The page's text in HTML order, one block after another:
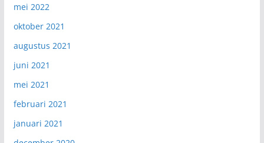
mei 2022
oktober 2021
augustus 2021
juni 2021
mei 2021
februari 2021
januari 2021